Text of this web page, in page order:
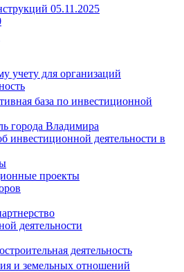
05.11.2025
учету для организаций
база по инвестиционной
города Владимира
инвестиционной деятельности в
проекты
деятельности
деятельность
и земельных отношений